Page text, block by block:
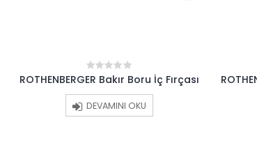
0
of
5
ROTHENBERGER Bakır Boru İç Fırçası
DEVAMINI OKU